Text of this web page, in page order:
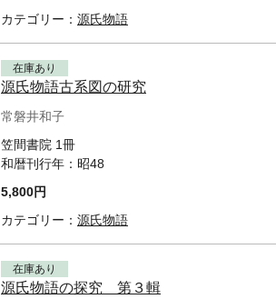
カテゴリー： 源氏物語
在庫あり
源氏物語古系図の研究
常磐井和子
笠間書院 1冊
和暦刊行年： 昭48
5,800円
カテゴリー： 源氏物語
在庫あり
源氏物語の探究 第３輯